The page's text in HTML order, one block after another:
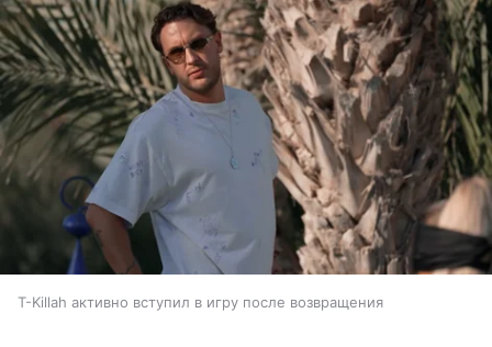
T-Killah активно вступил в игру после возвращения